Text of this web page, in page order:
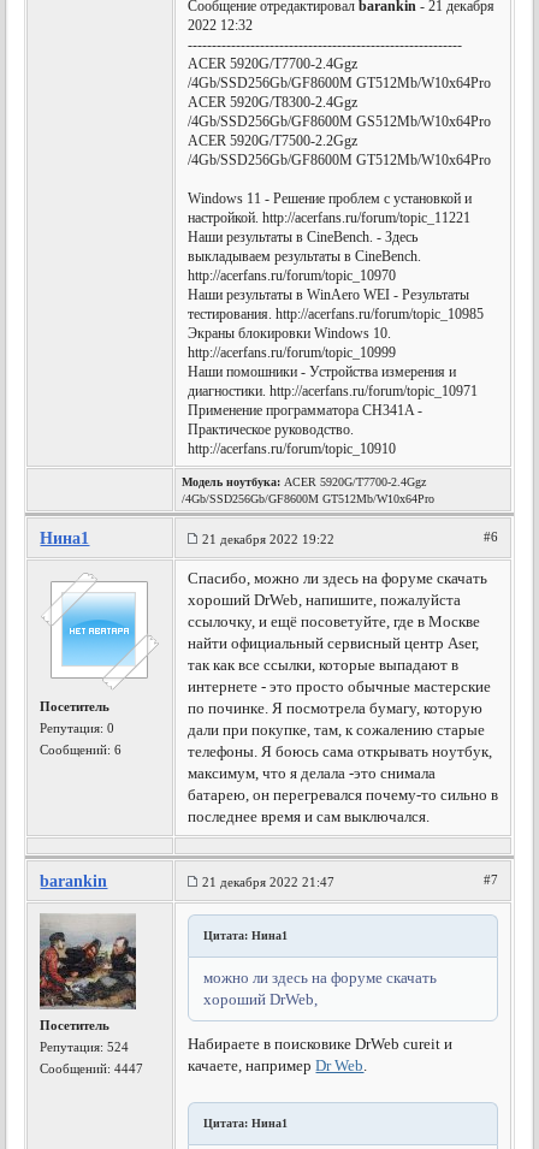
Сообщение отредактировалbarankin - 21 декабря
2022 12:32
---------------------------------------------------------
ACER 5920G/T7700-2.4Ggz
/4Gb/SSD256Gb/GF8600M GT512Mb/W10x64Pro
ACER 5920G/T8300-2.4Ggz
/4Gb/SSD256Gb/GF8600M GS512Mb/W10x64Pro
ACER 5920G/T7500-2.2Ggz
/4Gb/SSD256Gb/GF8600M GT512Mb/W10x64Pro
Windows 11 - Решение проблем с установкой и
настройкой. http://acerfans.ru/forum/topic_11221
Наши результаты в CineBench. - Здесь
выкладываем результаты в CineBench.
http://acerfans.ru/forum/topic_10970
Наши результаты в WinAero WEI - Результаты
тестирования. http://acerfans.ru/forum/topic_10985
Экраны блокировки Windows 10.
http://acerfans.ru/forum/topic_10999
Наши помошники - Устройства измерения и
диагностики. http://acerfans.ru/forum/topic_10971
Применение программатора CH341A -
Практическое руководство.
http://acerfans.ru/forum/topic_10910
Модель ноутбука: ACER 5920G/T7700-2.4Ggz
/4Gb/SSD256Gb/GF8600M GT512Mb/W10x64Pro
Нина1 21 декабря 2022 19:22 #6
Посетитель
Репутация:0
Сообщений: 6
Спасибо, можно ли здесь на форуме скачать
хороший DrWeb, напишите, пожалуйста
ссылочку, и ещё посоветуйте, где в Москве
найти официальный сервисный центр Aser,
так как все ссылки, которые выпадают в
интернете - это просто обычные мастерские
по починке. Я посмотрела бумагу, которую
дали при покупке, там, к сожалению старые
телефоны. Я боюсь сама открывать ноутбук,
максимум, что я делала -это снимала
батарею, он перегревался почему-то сильно в
последнее время и сам выключался.
barankin 21 декабря 2022 21:47 #7
Посетитель
Репутация:524
Сообщений: 4447
Цитата: Нина1
можно ли здесь на форуме скачать
хороший DrWeb,
Набираете в поисковике DrWeb cureit и
качаете, напримерDr Web.
Цитата: Нина1